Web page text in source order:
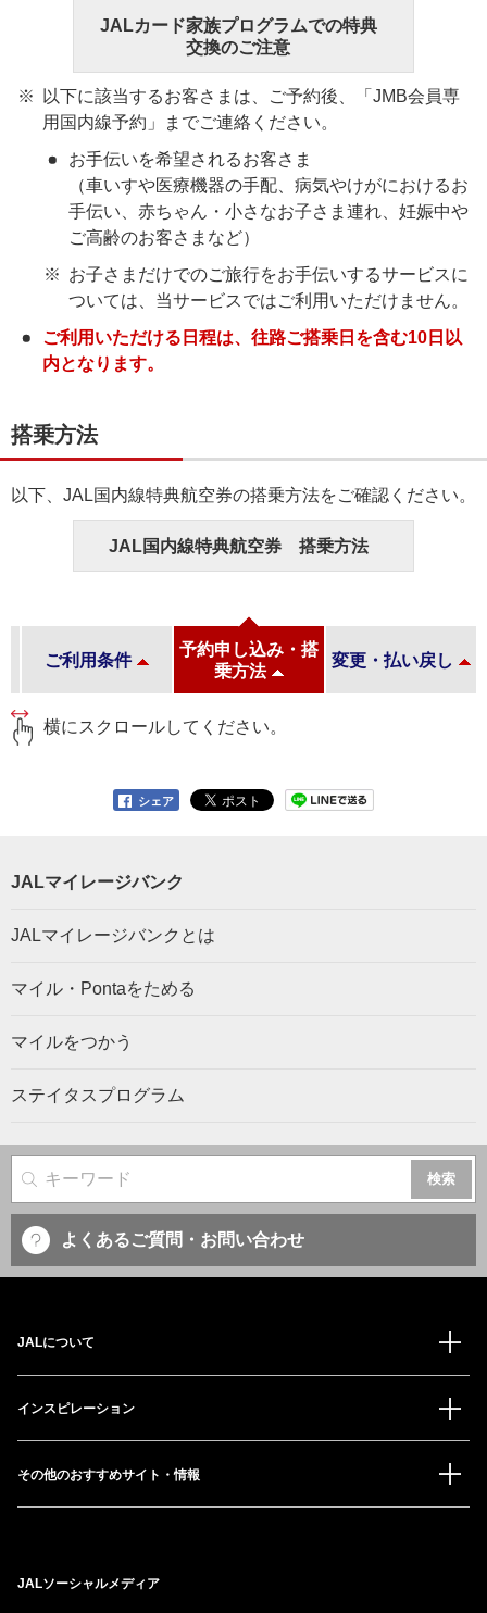
JALカード家族プログラムでの特典
交換のご注意
以下に該当するお客さまは、ご予約後、「JMB会員専
用国内線予約」までご連絡ください。
お手伝いを希望されるお客さま
（車いすや医療機器の手配、病気やけがにおけるお
手伝い、赤ちゃん・小さなお子さま連れ、妊娠中や
ご高齢のお客さまなど）
お子さまだけでのご旅行をお手伝いするサービスに
ついては、当サービスではご利用いただけません。
ご利用いただける日程は、往路ご搭乗日を含む10日以
内となります。
搭乗方法
以下、JAL国内線特典航空券の搭乗方法をご確認ください。
JAL国内線特典航空券 搭乗方法
ご利用条件
予約申し込み・搭
乗方法
変更・払い戻し
横にスクロールしてください。
シェア
JALマイレージバンク
JALマイレージバンクとは
マイル・Pontaをためる
マイルをつかう
ステイタスプログラム
サイト内検索
よくあるご質問・お問い合わせ
JALについて
インスピレーション
その他のおすすめサイト・情報
JALソーシャルメディア